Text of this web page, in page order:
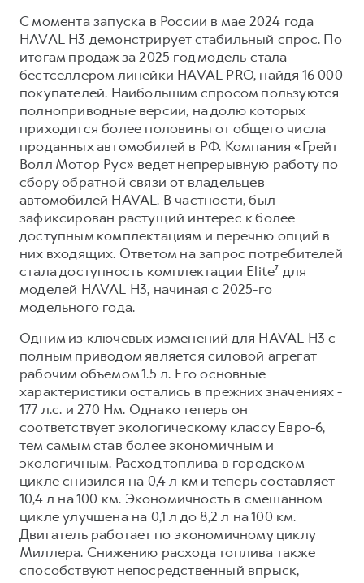
С момента запуска в России в мае 2024 года
HAVAL H3 демонстрирует стабильный спрос. По
итогам продаж за 2025 год модель стала
бестселлером линейки HAVAL PRO, найдя 16 000
покупателей. Наибольшим спросом пользуются
полноприводные версии, на долю которых
приходится более половины от общего числа
проданных автомобилей в РФ. Компания «Грейт
Волл Мотор Рус» ведет непрерывную работу по
сбору обратной связи от владельцев
автомобилей HAVAL. В частности, был
зафиксирован растущий интерес к более
доступным комплектациям и перечню опций в
них входящих. Ответом на запрос потребителей
стала доступность комплектации Elite⁷ для
моделей HAVAL H3, начиная с 2025-го
модельного года.
Одним из ключевых изменений для HAVAL H3 с
полным приводом является силовой агрегат
рабочим объемом 1.5 л. Его основные
характеристики остались в прежних значениях -
177 л.с. и 270 Нм. Однако теперь он
соответствует экологическому классу Евро-6,
тем самым став более экономичным и
экологичным. Расход топлива в городском
цикле снизился на 0,4 л км и теперь составляет
10,4 л на 100 км. Экономичность в смешанном
цикле улучшена на 0,1 л до 8,2 л на 100 км.
Двигатель работает по экономичному циклу
Миллера. Снижению расхода топлива также
способствуют непосредственный впрыск,